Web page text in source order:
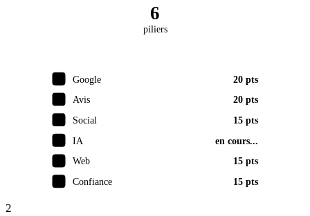
6
piliers
Google
20 pts
Avis
20 pts
Social 15 pts
IA en cours...
Web 15 pts
Confiance 15 pts
2